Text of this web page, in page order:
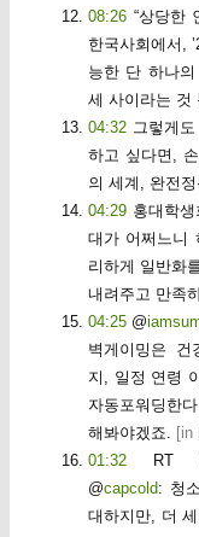
08:26 “상당한
한국사회에서,
능한 단 하나
세 사이라는 것
04:32 그렇게
하고 싶다면,
의 세계, 완전정
04:29 홍대학
대가 어쩌느니
리하게 일반화
내려주고 만족
04:25 @
벽게이밍은 건
지, 일정 연령
자동포워딩한
해봐야겠죠. [in
01:32
RT
@capcold: 청
대하지만, 더